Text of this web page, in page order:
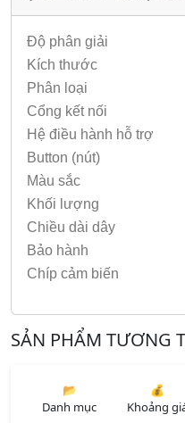
Độ phân giải
Kích thước
Phân loại
Cổng kết nối
Hệ điều hành hỗ trợ
Button (nút)
Màu sắc
Khối lượng
Chiều dài dây
Bảo hành
Chíp cảm biến
SẢN PHẨM TƯƠNG
📂
Danh mục
💰
Khoảng